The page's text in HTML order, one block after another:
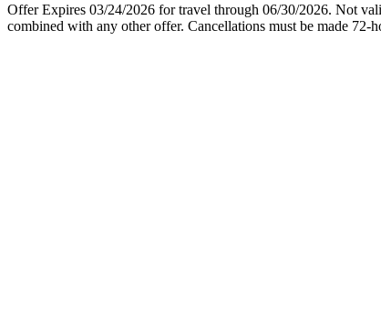
Offer Expires 03/24/2026 for travel through 06/30/2026. Not
combined with any other offer. Cancellations must be made 72-